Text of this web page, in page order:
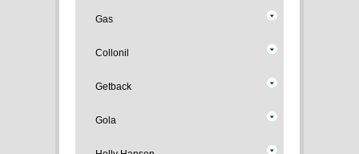
Gas
Collonil
Getback
Gola